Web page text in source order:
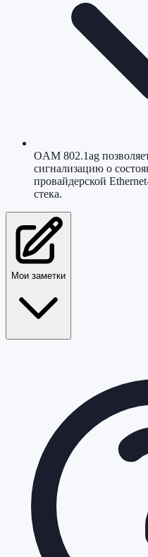
OAM 802.1ag
сигнализацию о
провайдерской
стека.
Мои заметки